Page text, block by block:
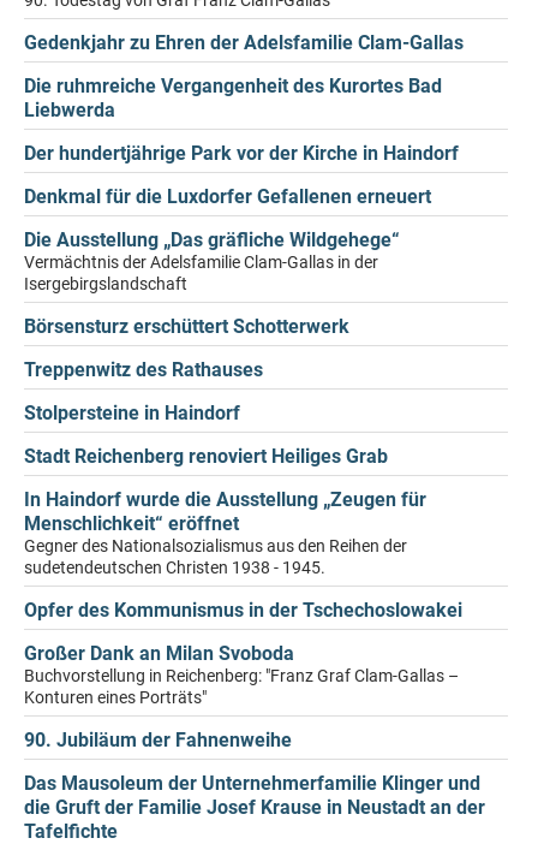
Gedenkjahr zu Ehren der Adelsfamilie Clam-Gallas
Die ruhmreiche Vergangenheit des Kurortes Bad
Liebwerda
Der hundertjährige Park vor der Kirche in Haindorf
Denkmal für die Luxdorfer Gefallenen erneuert
Die Ausstellung „Das gräfliche Wildgehege“
Vermächtnis der Adelsfamilie Clam-Gallas in der
Isergebirgslandschaft
Börsensturz erschüttert Schotterwerk
Treppenwitz des Rathauses
Stolpersteine in Haindorf
Stadt Reichenberg renoviert Heiliges Grab
In Haindorf wurde die Ausstellung „Zeugen für
Menschlichkeit“ eröffnet
Gegner des Nationalsozialismus aus den Reihen der
sudetendeutschen Christen 1938 - 1945.
Opfer des Kommunismus in der Tschechoslowakei
Großer Dank an Milan Svoboda
Buchvorstellung in Reichenberg: "Franz Graf Clam-Gallas –
Konturen eines Porträts"
90. Jubiläum der Fahnenweihe
Das Mausoleum der Unternehmerfamilie Klinger und
die Gruft der Familie Josef Krause in Neustadt an der
Tafelfichte